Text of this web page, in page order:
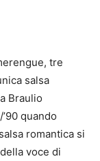
tre
salsa
Braulio
quando
romantica si
voce di